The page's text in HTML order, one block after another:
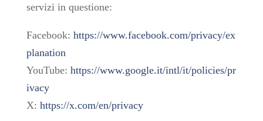
servizi in questione:
Facebook: https://www.facebook.com/privacy/ex
planation
YouTube: https://www.google.it/intl/it/policies/pr
ivacy
X: https://x.com/en/privacy